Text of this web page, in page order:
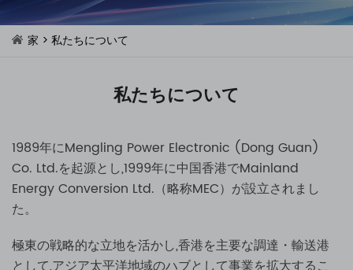
家 > 私たちについて
私たちについて
1989年にMengling Power Electronic (Dong Guan)
Co. Ltd.を起源とし,1999年に中国香港でMainland
Energy Conversion Ltd.（略称MEC）が設立されまし
た。
極東の戦略的な立地を活かし,香港を主要な調達・輸送港